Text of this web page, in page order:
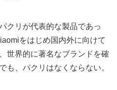
クリが代表的な製品であっ
をはじめ国内外に向けて
世界的に著名なブランドを確
も、パクリはなくならない。